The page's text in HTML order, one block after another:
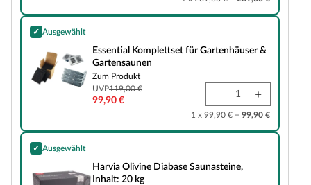
✓ Ausgewählt
Essential Komplettset für Gartenhäuser & Gartensaunen
Essential Komplettset für Gartenhäuser &
Gartensaunen
Zum Produkt
UVP119,00 €
99,90 €
1 x 99,90 € = 99,90 €
✓ Ausgewählt
Harvia Olivine Diabase Saunasteine, Inhalt: 20 kg
Harvia Olivine Diabase Saunasteine,
Inhalt: 20 kg